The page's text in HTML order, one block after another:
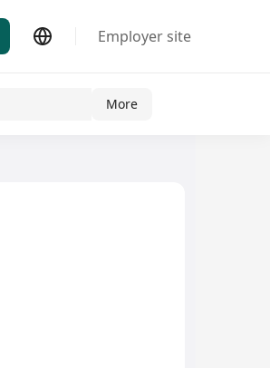
Employer site
More